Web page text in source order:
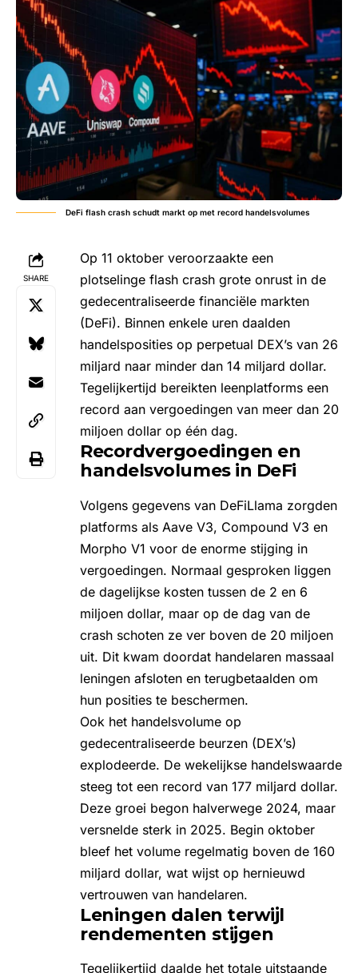
DeFi flash crash schudt markt op met record handelsvolumes
SHARE
Op 11 oktober veroorzaakte een
plotselinge flash crash grote onrust in de
gedecentraliseerde financiële markten
(DeFi). Binnen enkele uren daalden
handelsposities op perpetual DEX’s van 26
miljard naar minder dan 14 miljard dollar.
Tegelijkertijd bereikten leenplatforms een
record aan vergoedingen van meer dan 20
miljoen dollar op één dag.
Recordvergoedingen en
handelsvolumes in DeFi
Volgens gegevens van DeFiLlama zorgden
platforms als Aave V3, Compound V3 en
Morpho V1 voor de enorme stijging in
vergoedingen. Normaal gesproken liggen
de dagelijkse kosten tussen de 2 en 6
miljoen dollar, maar op de dag van de
crash schoten ze ver boven de 20 miljoen
uit. Dit kwam doordat handelaren massaal
leningen afsloten en terugbetaalden om
hun posities te beschermen.
Ook het handelsvolume op
gedecentraliseerde beurzen (DEX’s)
explodeerde. De wekelijkse handelswaarde
steeg tot een record van 177 miljard dollar.
Deze groei begon halverwege 2024, maar
versnelde sterk in 2025. Begin oktober
bleef het volume regelmatig boven de 160
miljard dollar, wat wijst op hernieuwd
vertrouwen van handelaren.
Leningen dalen terwijl
rendementen stijgen
Tegelijkertijd daalde het totale uitstaande